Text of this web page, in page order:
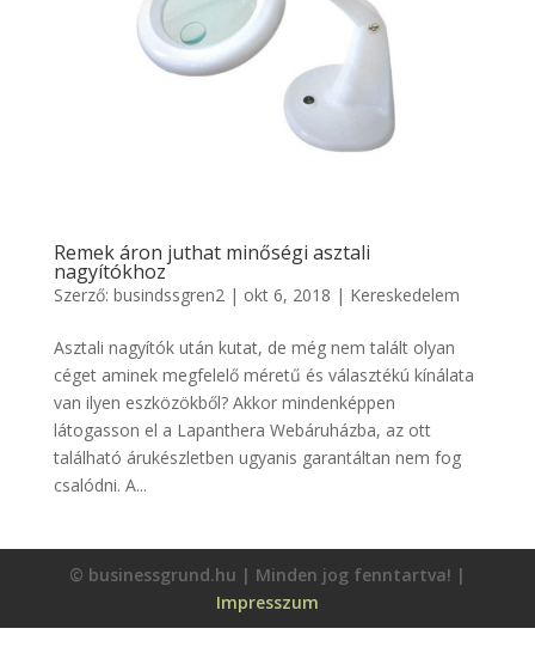
Remek áron juthat minőségi asztali
nagyítókhoz
Szerző: busindssgren2| okt 6, 2018 | Kereskedelem
Asztali nagyítók után kutat, de még nem talált olyan
céget aminek megfelelő méretű és választékú kínálata
van ilyen eszközökből? Akkor mindenképpen
látogasson el a Lapanthera Webáruházba, az ott
található árukészletben ugyanis garantáltan nem fog
csalódni. A...
© businessgrund.hu | Minden jog fenntartva! |
Impresszum